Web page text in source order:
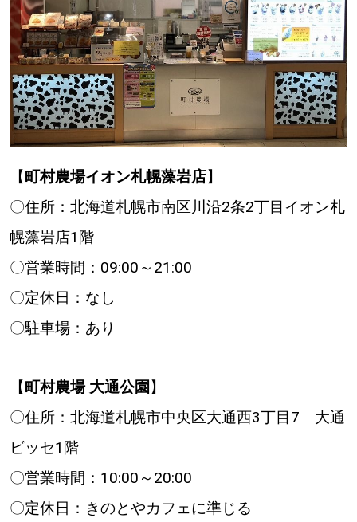
【町村農場イオン札幌藻岩店】
〇住所：北海道札幌市南区川沿2条2丁目イオン札
幌藻岩店1階
〇営業時間：09:00～21:00
〇定休日：なし
〇駐車場：あり
【町村農場 大通公園 】
〇住所：北海道札幌市中央区大通西3丁目7 大通
ビッセ1階
〇営業時間：10:00～20:00
〇定休日：きのとやカフェに準じる